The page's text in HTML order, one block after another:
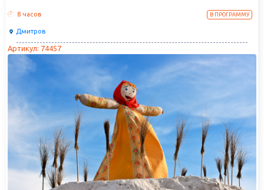
посиделки с чаем и блинами!
кремлю.
8 часов В ПРОГРАММУ
Дмитров
Артикул: 74457